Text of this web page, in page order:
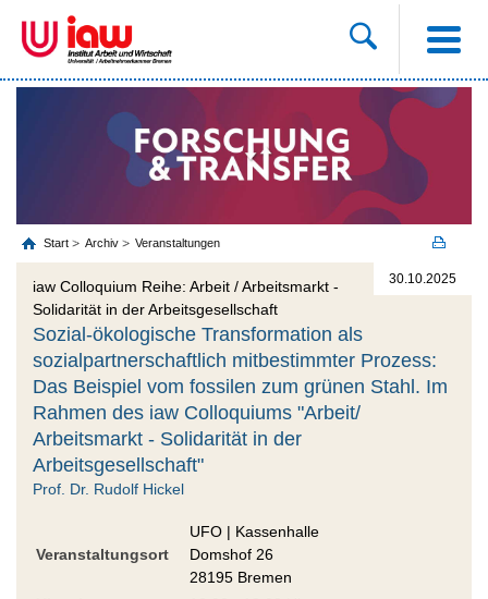
Start Archiv Veranstaltungen
30.10.2025
iaw Colloquium Reihe: Arbeit / Arbeitsmarkt -
Solidarität in der Arbeitsgesellschaft
Sozial-ökologische Transformation als
sozialpartnerschaftlich mitbestimmter Prozess:
Das Beispiel vom fossilen zum grünen Stahl. Im
Rahmen des iaw Colloquiums "Arbeit/
Arbeitsmarkt - Solidarität in der
Arbeitsgesellschaft"
Prof. Dr. Rudolf Hickel
Veranstaltungsort
UFO | Kassenhalle
Domshof 26
28195 Bremen